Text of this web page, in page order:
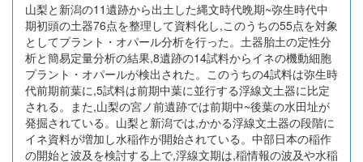
山梨と新潟の11遺跡から出土した縄文時代晩期~弥生時代中
期初頭の土器76点を整理して資料化し,このうちの55点を対象
としてプラント・オパール分析を行った。土器胎土の定性分
析と簡易定量分析の結果,8遺跡の14試料からイネの機動細胞
プラント・オパールが検出された。このうちの4試料は弥生時
代前期前葉に,5試料は前期中葉に並行する浮線文土器に比定
される。また,山梨の宮ノ前遺跡では前期中~後葉の水田址が
発掘されている。山梨と新潟では,かかる浮線文土器の段階に
イネ資料が増加し水稲作が開始されている。中部日本の稲作
の開始と波及を検討する上で,浮線文期は,稲情報の波及や水稲